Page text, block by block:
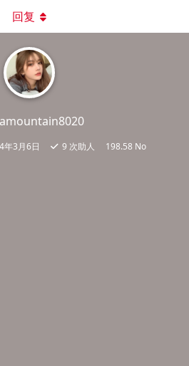
年3月6日 9 次助人 198.58 No
回复